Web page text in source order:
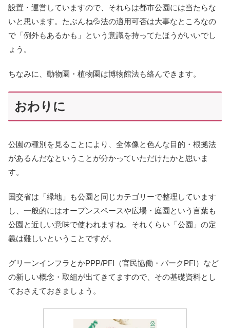
設置・運営していますので、それらは都市公園には当たらな
いと思います。たぶんね💦法の適用可否は大事なところなの
で「例外もあるかも」という意識を持ってたほうがいいでし
ょう。
ちなみに、動物園・植物園は博物館法も絡んできます。
おわりに
公園の種別を見ることにより、全体像と色んな目的・根拠法
があるんだなということが分かっていただけたかと思いま
す。
国交省は「緑地」も公園と同じカテゴリーで整理しています
し、一般的にはオープンスペースや広場・庭園という言葉も
公園と近しい意味で使われますね。それくらい「公園」の定
義は難しいということですが。
グリーンインフラとかPPP/PFI（官民協働・パークPFI）など
の新しい概念・取組が出てきてますので、その基礎資料とし
ておさえておきましょう。